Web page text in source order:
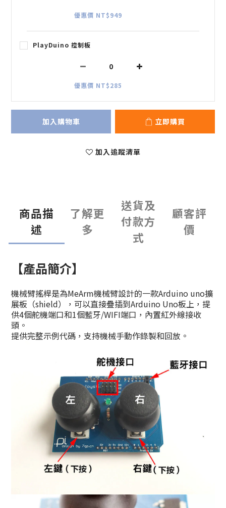
優惠價 NT$949
PlayDuino 控制板
優惠價 NT$285
加入購物車 立即購買
加入追蹤清單
商品描
述
了解更
多
送貨及
付款方
式
顧客評
價
【產品簡介】
機械臂搖桿是為MeArm機械臂設計的一款Arduino uno擴
展板（shield），可以直接疊插到Arduino Uno板上，提
供4個舵機端口和1個藍牙/WIFI端口，內置紅外線接收
頭。
提供完整示例代碼，支持機械手動作錄製和回放。